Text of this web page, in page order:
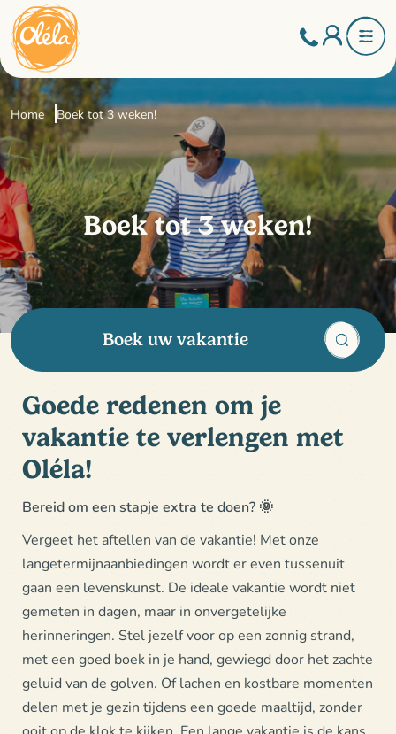
Home Boek tot 3 weken!
Boek tot 3 weken!
Boek uw vakantie
Goede redenen om je
vakantie te verlengen met
Oléla!
Bereid om een stapje extra te doen? 🌞
Vergeet het aftellen van de vakantie! Met onze
langetermijnaanbiedingen wordt er even tussenuit
gaan een levenskunst. De ideale vakantie wordt niet
gemeten in dagen, maar in onvergetelijke
herinneringen. Stel jezelf voor op een zonnig strand,
met een goed boek in je hand, gewiegd door het zachte
geluid van de golven. Of lachen en kostbare momenten
delen met je gezin tijdens een goede maaltijd, zonder
ooit op de klok te kijken. Een lange vakantie is de kans